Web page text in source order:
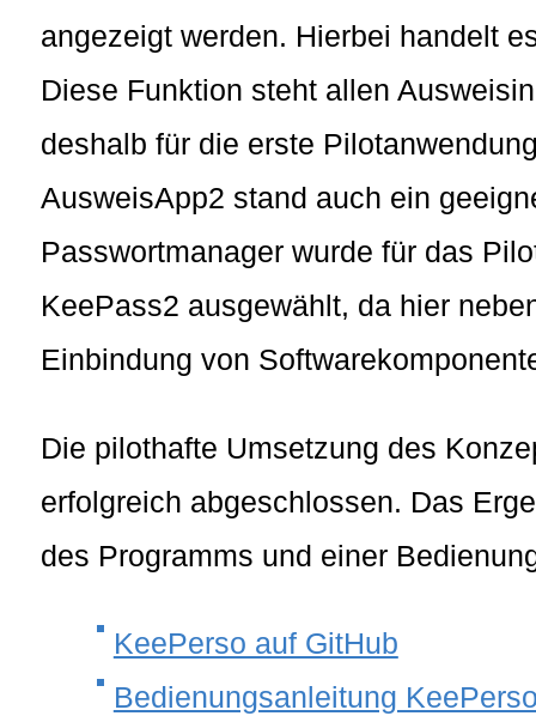
angezeigt werden. Hierbei handelt
Diese Funktion steht allen
deshalb für die erste
AusweisApp2 stand auch ein
Passwortmanager wurde für das
KeePass2 ausgewählt, da hier
Einbindung von
Die pilothafte Umsetzung des
erfolgreich abgeschlossen. Das
des Programms und einer
KeePerso auf GitHub
Bedienungsanleitung